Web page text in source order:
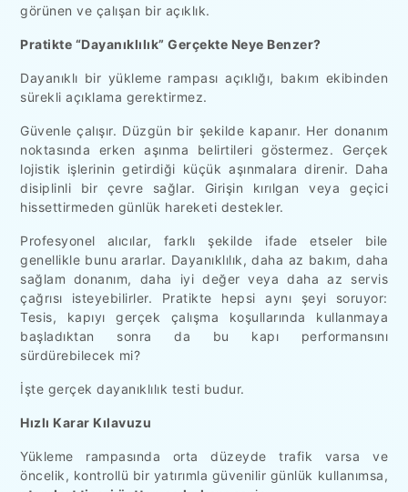
görünen ve çalışan bir açıklık.
Pratikte “Dayanıklılık” Gerçekte Neye Benzer?
Dayanıklı bir yükleme rampası açıklığı, bakım ekibinden
sürekli açıklama gerektirmez.
Güvenle çalışır. Düzgün bir şekilde kapanır. Her donanım
noktasında erken aşınma belirtileri göstermez. Gerçek
lojistik işlerinin getirdiği küçük aşınmalara direnir. Daha
disiplinli bir çevre sağlar. Girişin kırılgan veya geçici
hissettirmeden günlük hareketi destekler.
Profesyonel alıcılar, farklı şekilde ifade etseler bile
genellikle bunu ararlar. Dayanıklılık, daha az bakım, daha
sağlam donanım, daha iyi değer veya daha az servis
çağrısı isteyebilirler. Pratikte hepsi aynı şeyi soruyor:
Tesis, kapıyı gerçek çalışma koşullarında kullanmaya
başladıktan sonra da bu kapı performansını
sürdürebilecek mi?
İşte gerçek dayanıklılık testi budur.
Hızlı Karar Kılavuzu
Yükleme rampasında orta düzeyde trafik varsa ve
öncelik, kontrollü bir yatırımla güvenilir günlük kullanımsa,